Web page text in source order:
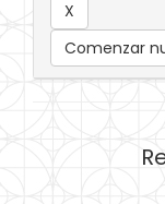
Comenzar